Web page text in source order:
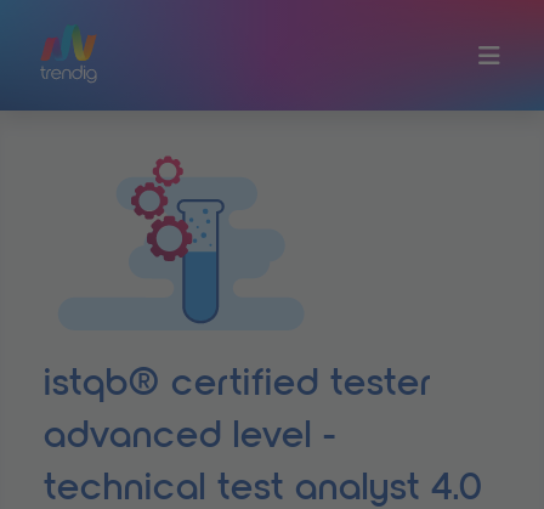
istqb® certified tester
advanced level -
technical test analyst 4.0